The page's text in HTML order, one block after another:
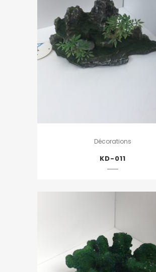
Décorations
KD-011